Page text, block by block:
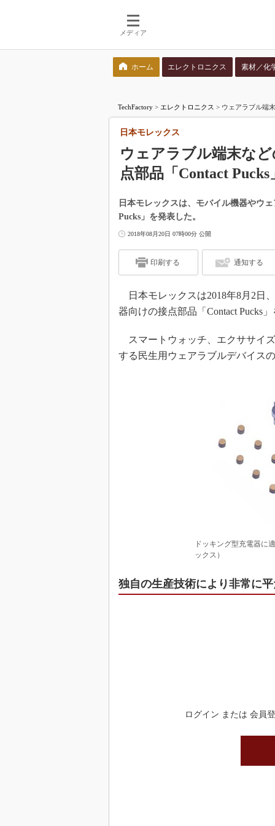
メディア
ホーム エレクトロニクス 素材／化
TechFactory > エレクトロニクス > ウェアラブル端
ウェアラブル端末な
点部品「Contact Pucks
日本モレックス
日本モレックスは、モバイル機器やウ
Pucks」を発表した。
2018年08月20日 07時00分 公開
印刷する 通知する
日本モレックスは2018年8月2日
器向けの接点部品「Contact Pucks
スマートウォッチ、エクササイ
する民生用ウェアラブルデバイス
ドッキング型充電器に
ックス）
独自の生産技術により非常に
ログイン または 会員